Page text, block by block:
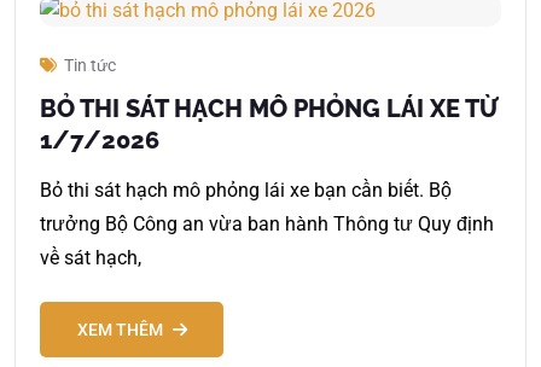
Tin tức
BỎ THI SÁT HẠCH MÔ PHỎNG LÁI XE TỪ
1/7/2026
Bỏ thi sát hạch mô phỏng lái xe bạn cần biết. Bộ
trưởng Bộ Công an vừa ban hành Thông tư Quy định
về sát hạch,
XEM THÊM